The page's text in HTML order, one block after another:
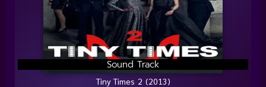
Sound Track
Tiny Times 2 (2013)